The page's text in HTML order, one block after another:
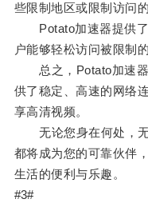
些限制地区或限制访问的
Potato加速器提供了
户能够轻松访问被限制
总之，Potato加速器
供了稳定、高速的网络
享高清视频。
无论您身在何处，无
都将成为您的可靠伙伴
生活的便利与乐趣。
#3#